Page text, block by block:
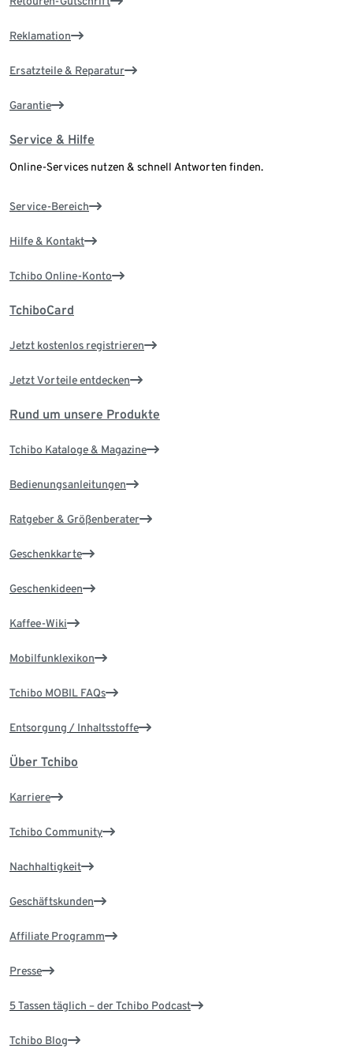
Reklamation
Ersatzteile & Reparatur
Garantie
Service & Hilfe
Online-Services nutzen & schnell Antworten finden.
Service-Bereich
Hilfe & Kontakt
Tchibo Online-Konto
TchiboCard
Jetzt kostenlos registrieren
Jetzt Vorteile entdecken
Rund um unsere Produkte
Tchibo Kataloge & Magazine
Bedienungsanleitungen
Ratgeber & Größenberater
Geschenkkarte
Geschenkideen
Kaffee-Wiki
Mobilfunklexikon
Tchibo MOBIL FAQs
Entsorgung / Inhaltsstoffe
Über Tchibo
Karriere
Tchibo Community
Nachhaltigkeit
Geschäftskunden
Affiliate Programm
Presse
5 Tassen täglich – der Tchibo Podcast
Tchibo Blog